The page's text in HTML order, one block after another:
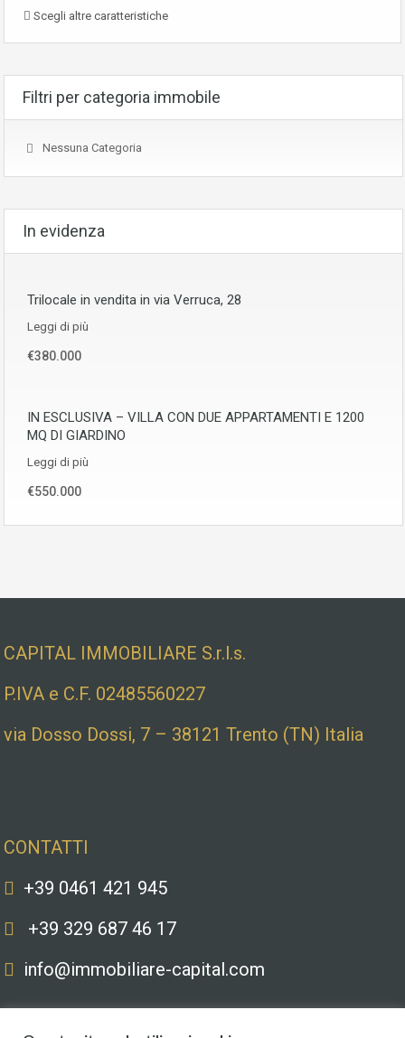
Scegli altre caratteristiche
Filtri per categoria immobile
Nessuna Categoria
In evidenza
Trilocale in vendita in via Verruca, 28
Leggi di più
€380.000
IN ESCLUSIVA – VILLA CON DUE APPARTAMENTI E 1200
MQ DI GIARDINO
Leggi di più
€550.000
CAPITAL IMMOBILIARE S.r.l.s.
P.IVA e C.F. 02485560227
via Dosso Dossi, 7 – 38121 Trento (TN) Italia
CONTATTI
+39 0461 421 945
+39 329 687 46 17
info@immobiliare-capital.com